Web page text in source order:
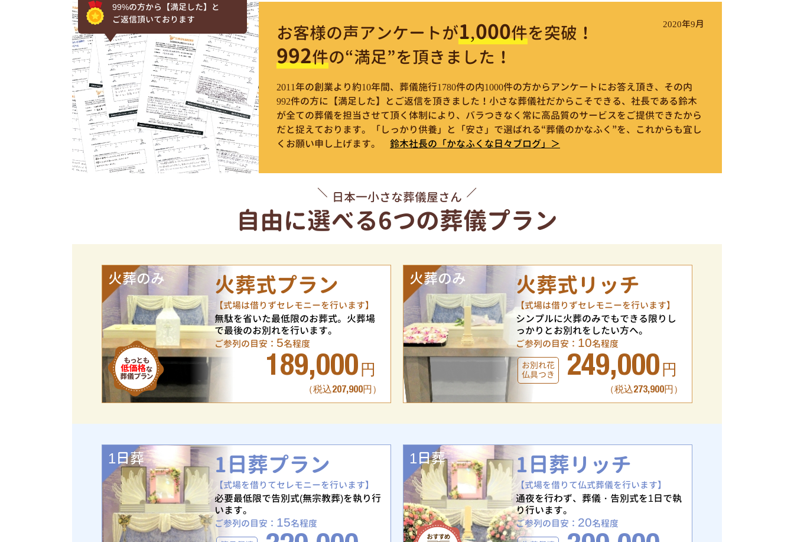
99%の方から【満足した】と
ご返信頂いております
お客様の声アンケートが1,000件を突破！
992件の“満足”を頂きました！
2020年9月
2011年の創業より約10年間、葬儀施行1780件の内1000件の方からアンケートにお答え頂き、その内
992件の方に【満足した】とご返信を頂きました！小さな葬儀社だからこそできる、社長である鈴木
が全ての葬儀を担当させて頂く体制により、バラつきなく常に高品質のサービスをご提供できたから
だと捉えております。「しっかり供養」と「安さ」で選ばれる“葬儀のかなふく”を、これからも宜し
くお願い申し上げます。
鈴木社長の「かなふくな日々ブログ」＞
日本一小さな葬儀屋さん
自由に選べる6つの葬儀プラン
火葬のみ 火葬式プラン
【式場は借りずセレモニーを行います】
無駄を省いた最低限のお葬式。火葬場
で最後のお別れを行います。
ご参列の目安： 5名程度
189,000 円
（税込207,900円）
火葬のみ 火葬式リッチ
【式場は借りずセレモニーを行います】
シンプルに火葬のみでもできる限りし
っかりとお別れをしたい方へ。
ご参列の目安： 10名程度
お別れ花
仏具つき
249,000 円
（税込273,900円）
1日葬 1日葬プラン
【式場を借りてセレモニーを行います】
必要最低限で告別式(無宗教葬)を執り行
います。
ご参列の目安： 15名程度
1日葬 1日葬リッチ
【式場を借りて仏式葬儀を行います】
通夜を行わず、葬儀・告別式を1日で執
り行います。
ご参列の目安： 20名程度